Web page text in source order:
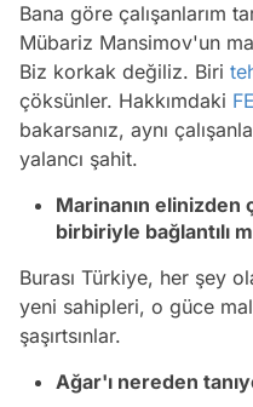
Bana göre çalışanlarım
Mübariz Mansimov'un
Biz korkak değiliz. Biri
çöksünler. Hakkımdaki
bakarsanız, aynı
yalancı şahit.
Marinanın elinizden
birbiriyle bağlantılı
Burası Türkiye, her şey
yeni sahipleri, o güce
şaşırtsınlar.
Ağar'ı nereden